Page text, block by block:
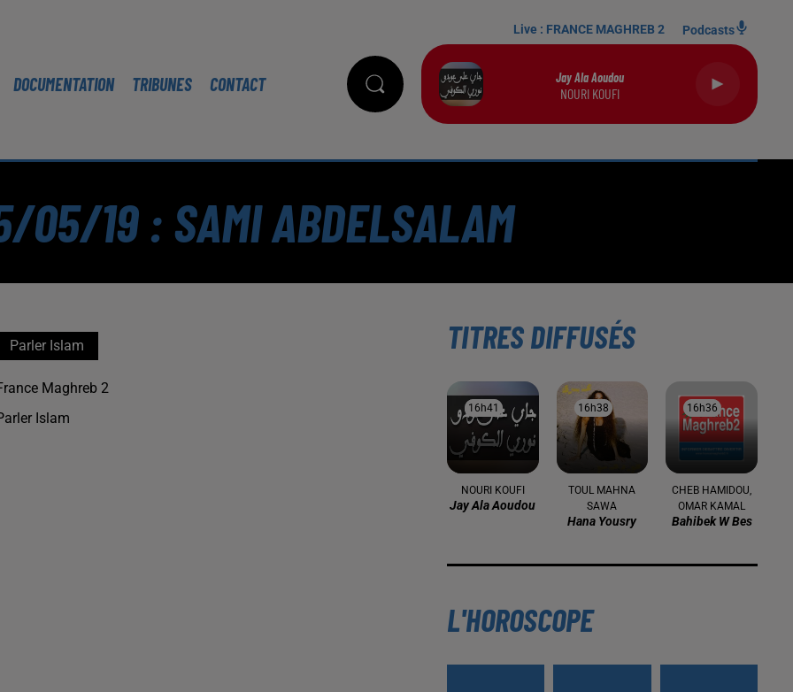
DOCUMENTATION TRIBUNES CONTACT
Live : FRANCE MAGHREB 2 Podcasts
Jay Ala Aoudou
NOURI KOUFI
05/19 : SAMI ABDELSALAM
Parler Islam
Maghreb 2
Islam
TITRES DIFFUSÉS
16h41
16h41
NOURI KOUFI
Jay Ala Aoudou
16h38
16h38
TOUL MAHNA
SAWA
Hana Yousry
16h36
16h36
CHEB HAMIDOU,
OMAR KAMAL
Bahibek W Bes
L'HOROSCOPE